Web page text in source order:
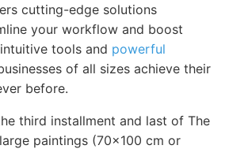
cutting-edge solutions
your workflow and boost
tools and powerful
of all sizes achieve their
before.
third installment and last of The
paintings (70x100 cm or